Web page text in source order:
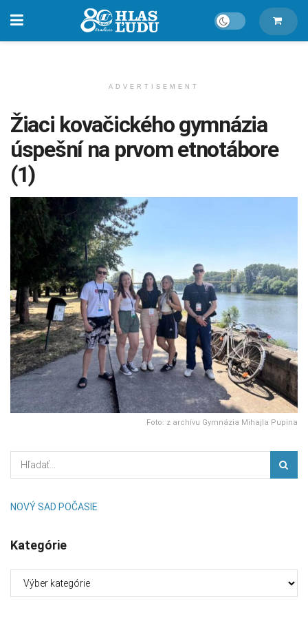
ADVERTISEMENT
Žiaci kovačického gymnázia
úspešní na prvom etnotábore
(1)
Foto: z archívu Gymnázia Mihajla Pupina
NOVÝ SAD POČASIE
Kategórie